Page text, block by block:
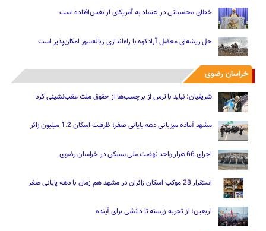
خطای محاسباتی در اعتماد به آمریکای از نفس‌افتاده است
حل ریشه‌ای معضل آرادکوه با راه‌اندازی زباله‌سوز امکان‌پذیر است
خراسان رضوی
شریفیان: نباید با ترس از برچسب‌ها از حقوق ملت عقب‌نشینی کرد
مشهد آماده میزبانی دهه پایانی صفر؛ ظرفیت اسکان 1.2 میلیون زائر
اجرای 66 هزار واحد نهضت ملی مسکن در خراسان رضوی
استقرار 28 موکب اسکان زائران در مشهد هم زمان با دهه پایانی صفر
اربعین؛ از تجربه زیسته تا دانشی برای آینده